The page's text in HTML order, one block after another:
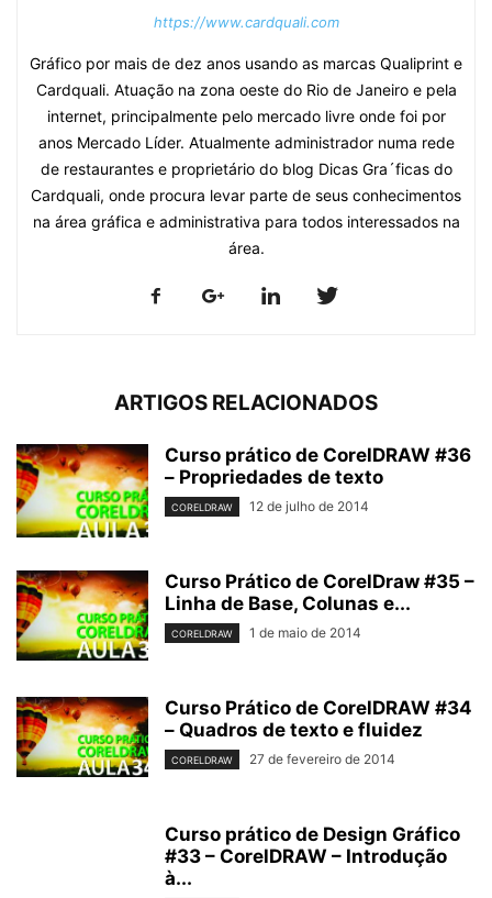
https://www.cardquali.com
Gráfico por mais de dez anos usando as marcas Qualiprint e
Cardquali. Atuação na zona oeste do Rio de Janeiro e pela
internet, principalmente pelo mercado livre onde foi por
anos Mercado Líder. Atualmente administrador numa rede
de restaurantes e proprietário do blog Dicas Gra´ficas do
Cardquali, onde procura levar parte de seus conhecimentos
na área gráfica e administrativa para todos interessados na
área.
ARTIGOS RELACIONADOS
Curso prático de CorelDRAW #36
– Propriedades de texto
CORELDRAW 12 de julho de 2014
Curso Prático de CorelDraw #35 –
Linha de Base, Colunas e...
CORELDRAW 1 de maio de 2014
Curso Prático de CorelDRAW #34
– Quadros de texto e fluidez
CORELDRAW 27 de fevereiro de 2014
Curso prático de Design Gráfico
#33 – CorelDRAW – Introdução
à...